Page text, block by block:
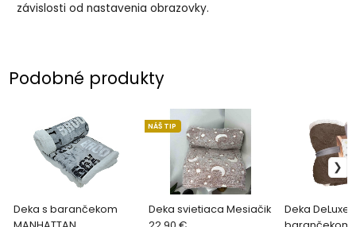
závislosti od nastavenia obrazovky.
Podobné produkty
Deka s barančekom
Deka svietiaca Mesiačik
NÁŠ TIP
Deka DeLuxe